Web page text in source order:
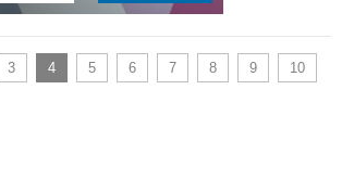
3 4 5 6 7 8 9
10